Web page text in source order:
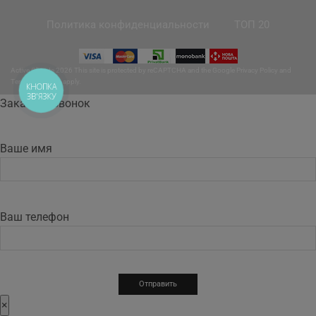
Active Climate 2026 This site is protected by reCAPTCHA and the Google
Terms of Serviceapply.
Заказать звонок
Ваше имя
Ваш телефон
×
КНОПКА
ЗВ'ЯЗКУ